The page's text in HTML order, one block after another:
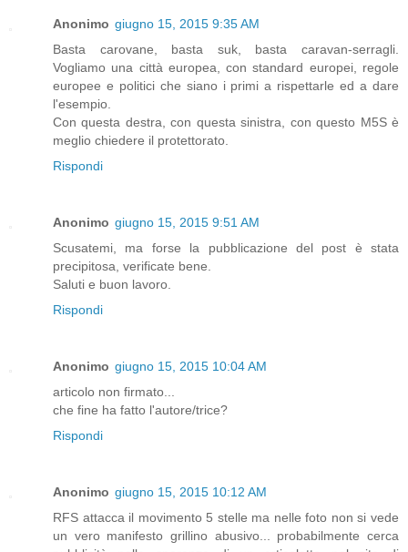
Anonimo giugno 15, 2015 9:35 AM
Basta carovane, basta suk, basta caravan-serragli.
Vogliamo una città europea, con standard europei, regole
europee e politici che siano i primi a rispettarle ed a dare
l'esempio.
Con questa destra, con questa sinistra, con questo M5S è
meglio chiedere il protettorato.
Rispondi
Anonimo giugno 15, 2015 9:51 AM
Scusatemi, ma forse la pubblicazione del post è stata
precipitosa, verificate bene.
Saluti e buon lavoro.
Rispondi
Anonimo giugno 15, 2015 10:04 AM
articolo non firmato...
che fine ha fatto l'autore/trice?
Rispondi
Anonimo giugno 15, 2015 10:12 AM
RFS attacca il movimento 5 stelle ma nelle foto non si vede
un vero manifesto grillino abusivo... probabilmente cerca